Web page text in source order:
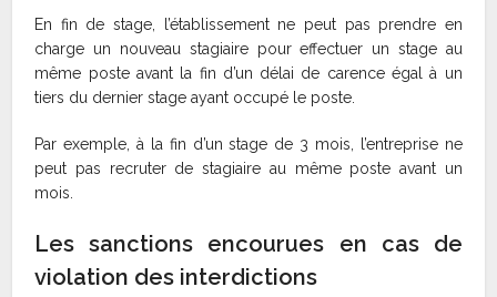
En fin de stage, l’établissement ne peut pas prendre en
charge un nouveau stagiaire pour effectuer un stage au
même poste avant la fin d’un délai de carence égal à un
tiers du dernier stage ayant occupé le poste.
Par exemple, à la fin d’un stage de 3 mois, l’entreprise ne
peut pas recruter de stagiaire au même poste avant un
mois.
Les sanctions encourues en cas de
violation des interdictions